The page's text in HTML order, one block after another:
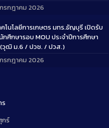
รกฎาคม 2026
โนโลยีการเกษตร มทร.ธัญบุรี เปิดรับ
ศึกษารอบ MOU ประจำปีการศึกษา
วุฒิ ม.6 / ปวช. / ปวส.)
รกฎาคม 2026
ร
กร์